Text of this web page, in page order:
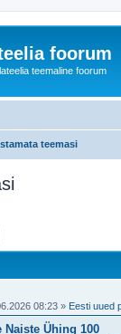
foorum
teemaline foorum
teemasi
08:23 » Eesti uued
Naiste Ühing 100